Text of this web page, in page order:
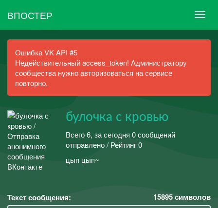
ВПОСТЕР
Ошибка VK API #5
Недействительный access_token! Администратору
сообщества нужно авторизоваться на сервисе
повторно.
булочка с кровью
Всего 6, за сегодня 0 сообщений
отправлено / Рейтинг 0
цып цып~
Текст сообщения: 15895символов